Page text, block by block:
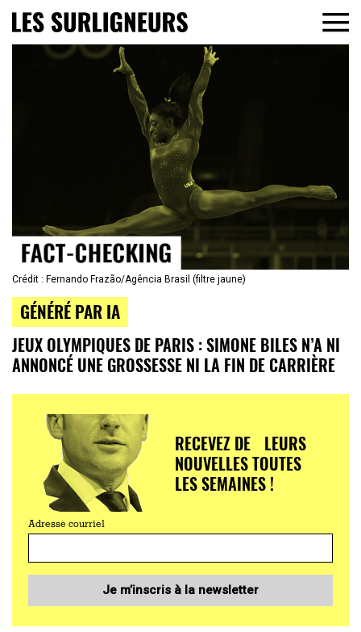
Crédit : Fernando Frazão/Agência Brasil (filtre jaune)
GÉNÉRÉ PAR IA
JEUX OLYMPIQUES DE PARIS : SIMONE BILES N’A NI
ANNONCÉ UNE GROSSESSE NI LA FIN DE CARRIÈRE
RECEVEZ DE LEURS
NOUVELLES TOUTES
LES SEMAINES !
Adresse courriel
Je m’inscris à la newsletter